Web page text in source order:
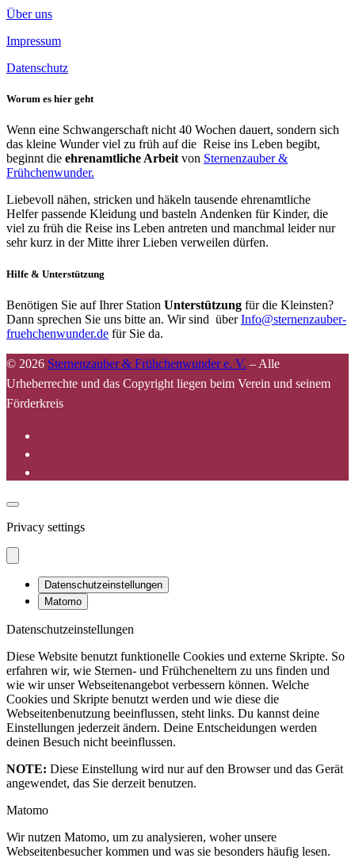
Über uns
Impressum
Datenschutz
Worum es hier geht
Wenn eine Schwangerschaft nicht 40 Wochen dauert, sondern sich
das kleine Wunder viel zu früh auf die Reise ins Leben begibt,
beginnt die ehrenamtliche Arbeit von Sternenzauber &
Frühchenwunder.
Liebevoll nähen, stricken und häkeln tausende ehrenamtliche
Helfer passende Kleidung und basteln Andenken für Kinder, die
viel zu früh die Reise ins Leben antreten und manchmal leider nur
sehr kurz in der Mitte ihrer Lieben verweilen dürfen.
Hilfe & Unterstützung
Benötigen Sie auf Ihrer Station Unterstützung für die Kleinsten?
Dann sprechen Sie uns bitte an. Wir sind überInfo@sternenzauber-
fruehchenwunder.de für Sie da.
© 2026 Sternenzauber & Frühchenwunder e. V. – Alle
Urheberrechte und das Copyright liegen beim Verein und seinem
Förderkreis
Privacy settings
Datenschutzeinstellungen
Matomo
Datenschutzeinstellungen
Diese Website benutzt funktionelle Cookies und externe Skripte. So
erfahren wir, wie Sternen- und Frühcheneltern zu uns finden und
wie wir unser Webseitenangebot verbessern können. Welche
Cookies und Skripte benutzt werden und wie diese die
Webseitenbenutzung beeinflussen, steht links. Du kannst deine
Einstellungen jederzeit ändern. Deine Entscheidungen werden
deinen Besuch nicht beeinflussen.
NOTE: Diese Einstellung wird nur auf den Browser und das Gerät
angewendet, das Sie derzeit benutzen.
Matomo
Wir nutzen Matomo, um zu analysieren, woher unsere
Webseitenbesucher kommen und was sie besonders häufig lesen.